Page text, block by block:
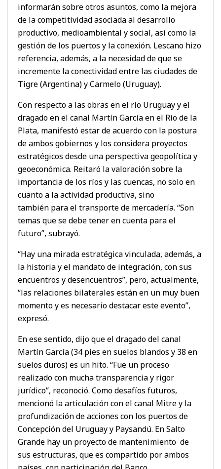
informarán sobre otros asuntos, como la mejora
de la competitividad asociada al desarrollo
productivo, medioambiental y social, así como la
gestión de los puertos y la conexión. Lescano hizo
referencia, además, a la necesidad de que se
incremente la conectividad entre las ciudades de
Tigre (Argentina) y Carmelo (Uruguay).
Con respecto a las obras en el río Uruguay y el
dragado en el canal Martín García en el Río de la
Plata, manifestó estar de acuerdo con la postura
de ambos gobiernos y los considera proyectos
estratégicos desde una perspectiva geopolítica y
geoeconómica. Reitaró la valoración sobre la
importancia de los ríos y las cuencas, no solo en
cuanto a la actividad productiva, sino
también para el transporte de mercadería. “Son
temas que se debe tener en cuenta para el
futuro”, subrayó.
“Hay una mirada estratégica vinculada, además, a
la historia y el mandato de integración, con sus
encuentros y desencuentros”, pero, actualmente,
“las relaciones bilaterales están en un muy buen
momento y es necesario destacar este evento”,
expresó.
En ese sentido, dijo que el dragado del canal
Martín García (34 pies en suelos blandos y 38 en
suelos duros) es un hito. “Fue un proceso
realizado con mucha transparencia y rigor
jurídico”, reconoció. Como desafíos futuros,
mencionó la articulación con el canal Mitre y la
profundización de acciones con los puertos de
Concepción del Uruguay y Paysandú. En Salto
Grande hay un proyecto de mantenimiento de
sus estructuras, que es compartido por ambos